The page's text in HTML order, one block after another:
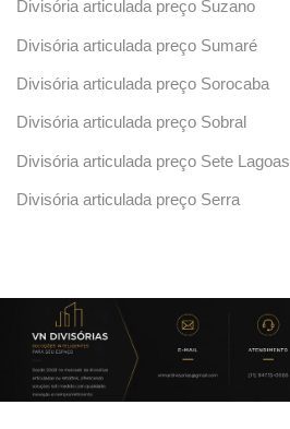
Divisória articulada preço Suzano
Divisória articulada preço Sumaré
Divisória articulada preço Sorocaba
Divisória articulada preço Sobral
Divisória articulada preço Sete Lagoas
Divisória articulada preço Serra